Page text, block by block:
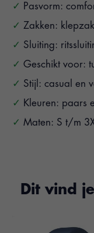
Pasvorm:
Zakken:
Sluiting:
Geschikt voor:
Stijl: casual en
Kleuren: paars
Maten: S t/m
Dit vind